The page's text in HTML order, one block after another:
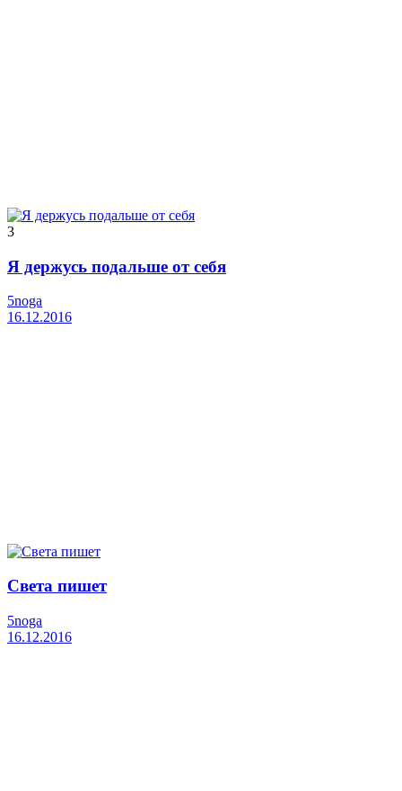
3
Я держусь подальше от себя
5noga
16.12.2016
Света пишет
5noga
16.12.2016